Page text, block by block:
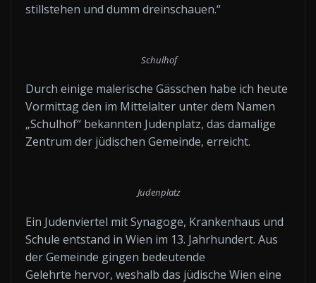
stillstehen und dumm dreinschauen.“
Schulhof
Durch einige malerische Gässchen habe ich heute
Vormittag den im Mittelalter unter dem Namen
„Schulhof“ bekannten Judenplatz, das damalige
Zentrum der jüdischen Gemeinde, erreicht.
Judenplatz
Ein Judenviertel mit Synagoge, Krankenhaus und
Schule entstand in Wien im 13. Jahrhundert. Aus
der Gemeinde gingen bedeutende
Gelehrte hervor, weshalb das jüdische Wien eine